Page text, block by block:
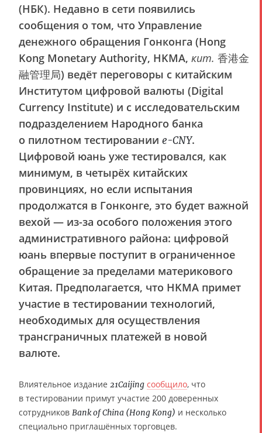
(НБК). Недавно в сети появились
сообщения о том, что Управление
денежного обращения Гонконга (Hong
Kong Monetary Authority, HKMA, кит. 香港金
融管理局) ведёт переговоры с китайским
Институтом цифровой валюты (Digital
Currency Institute) и с исследовательским
подразделением Народного банка
о пилотном тестировании e-CNY.
Цифровой юань уже тестировался, как
минимум, в четырёх китайских
провинциях, но если испытания
продолжатся в Гонконге, это будет важной
вехой — из-за особого положения этого
административного района: цифровой
юань впервые поступит в ограниченное
обращение за пределами материкового
Китая. Предполагается, что HKMA примет
участие в тестировании технологий,
необходимых для осуществления
трансграничных платежей в новой
валюте.
Влиятельное издание 21Caijing сообщило, что
в тестировании примут участие 200 доверенных
сотрудников Bank of China (Hong Kong) и несколько
специально приглашённых торговцев.